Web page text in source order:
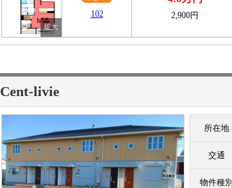
102 2,900円
Cent-livie
所在地
交通
物件種別